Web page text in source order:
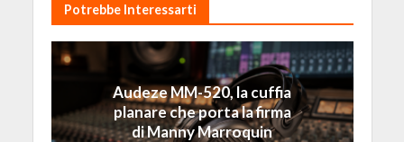
Potrebbe Interessarti
Audeze MM-520, la cuffia
planare che porta la firma
di Manny Marroquin